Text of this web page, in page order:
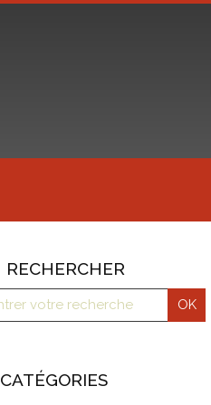
RECHERCHER
CATÉGORIES